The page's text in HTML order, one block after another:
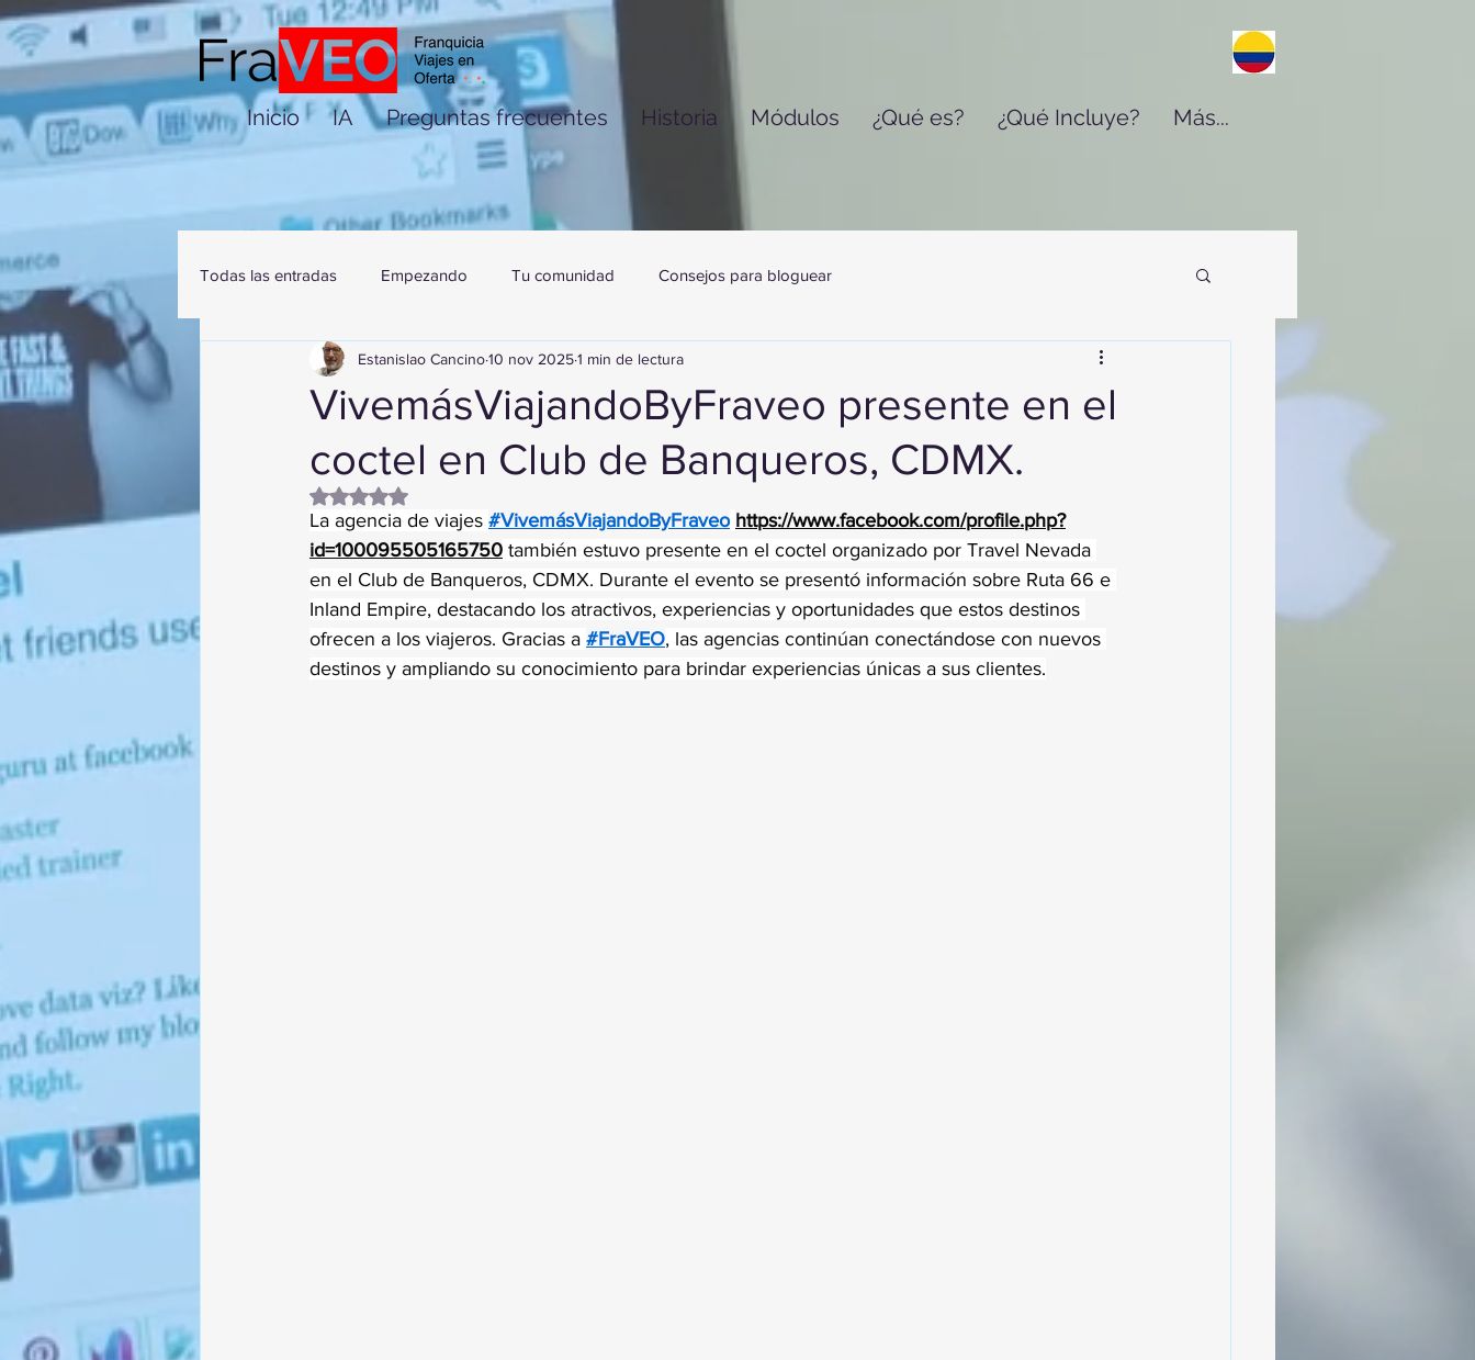
Inicio IA Preguntas frecuentes Historia Módulos ¿Qué es? ¿Qué Incluye? Más...
Todas las entradas Empezando Tu comunidad Consejos para bloguear
VivemásViajandoByFraveo presente en el
coctel en Club de Banqueros, CDMX.
Estanislao Cancino10 nov 20251 min de lectura
Obtuvo NaN de 5 estrellas.
La agencia de viajes #VivemásViajandoByFraveo https://www.facebook.com/profile.php?
id=100095505165750 también estuvo presente en el coctel organizado por Travel Nevada
en el Club de Banqueros, CDMX. Durante el evento se presentó información sobre Ruta 66 e
Inland Empire, destacando los atractivos, experiencias y oportunidades que estos destinos
ofrecen a los viajeros. Gracias a #FraVEO, las agencias continúan conectándose con nuevos
destinos y ampliando su conocimiento para brindar experiencias únicas a sus clientes.